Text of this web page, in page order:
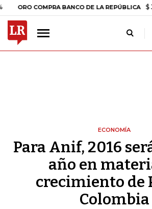
COMPRA BANCO DE LA REPÚBLICA $
ECONOMÍA
Para Anif, 2016
año en
crecimiento de
Colombia